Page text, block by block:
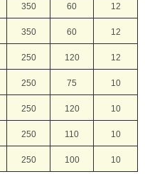
350 60 12
350 60 12
250 120 12
250 75 10
250 120 10
250 110 10
250 100 10